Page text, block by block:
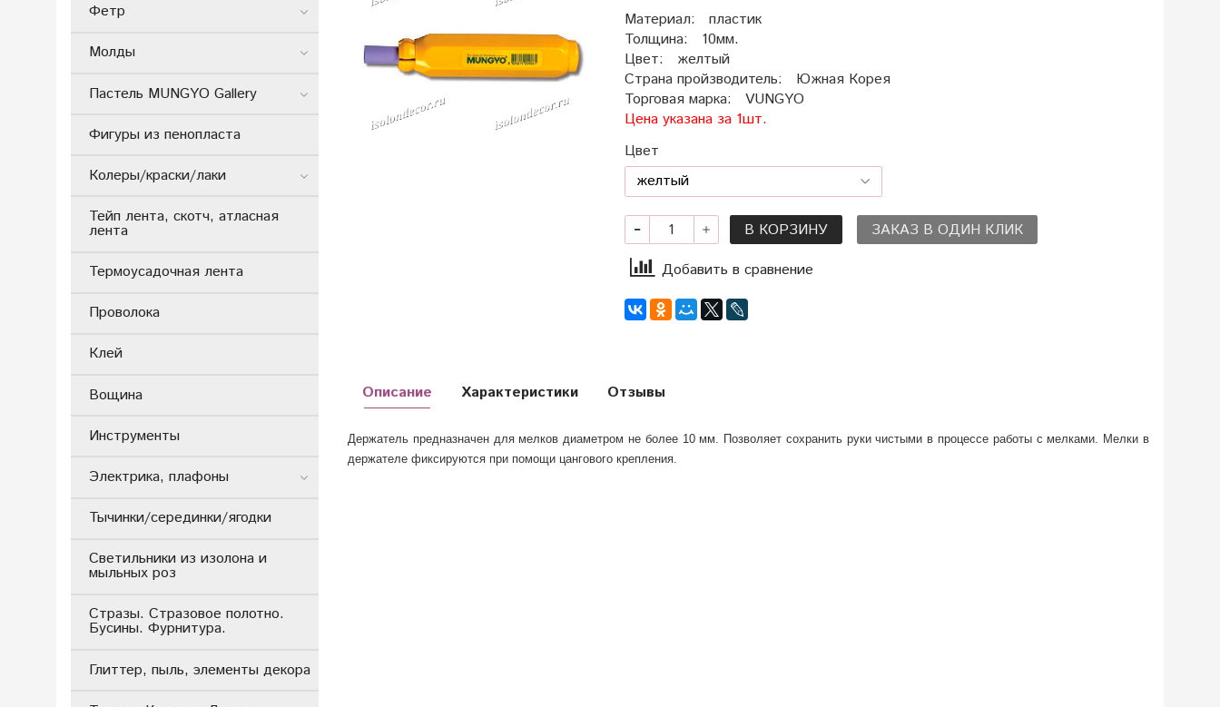
Материал: пластик
Толщина: 10мм.
Цвет: желтый
Страна пройзводитель: Южная Корея
Торговая марка: VUNGYO
Цена указана за 1шт.
Цвет
В КОРЗИНУ
ЗАКАЗ В ОДИН КЛИК
Добавить в сравнение
Описание
Держатель предназначен для мелков диаметром не более 10 мм. Позволяет сохранить руки чистыми в процессе работы с мелками. Мелки в
держателе фиксируются при помощи цангового крепления.
Характеристики Отзывы
Фетр
Молды
Пастель MUNGYO Gallery
Фигуры из пенопласта
Колеры/краски/лаки
Тейп лента, скотч, атласная
лента
Термоусадочная лента
Проволока
Клей
Вощина
Инструменты
Электрика, плафоны
Тычинки/серединки/ягодки
Светильники из изолона и
мыльных роз
Стразы. Стразовое полотно.
Бусины. Фурнитура.
Глиттер, пыль, элементы декора